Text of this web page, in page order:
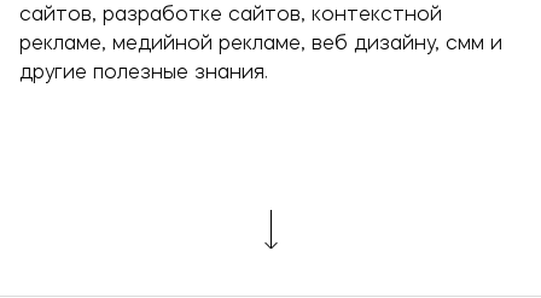
Разработка мобильных приложений
SMM (Продвижение соц.сетей)
PPC (Контекстная реклама)
сайтов, разработке сайтов, контекстной
рекламе, медийной рекламе, веб дизайну, cмм и
другие полезные знания.